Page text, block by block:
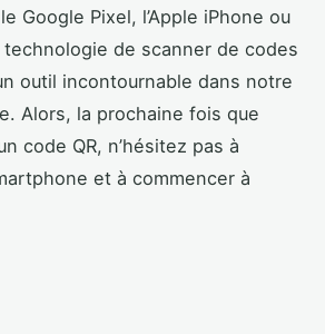
Google Pixel, l’Apple iPhone ou
technologie de scanner de codes
outil incontournable dans notre
Alors, la prochaine fois que
code QR, n’hésitez pas à
et à commencer à